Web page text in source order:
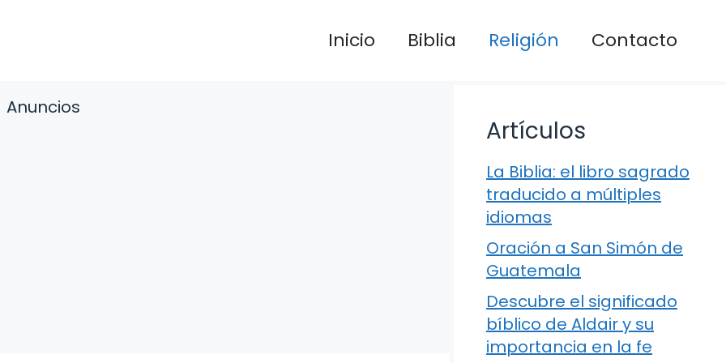
Inicio Biblia Religión Contacto
Anuncios
Artículos
La Biblia: el libro sagrado
traducido a múltiples
idiomas
Oración a San Simón de
Guatemala
Descubre el significado
bíblico de Aldair y su
importancia en la fe